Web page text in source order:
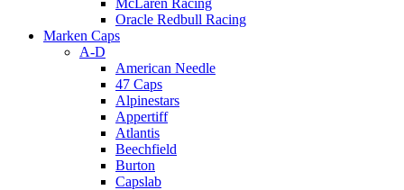
McLaren Racing
Oracle Redbull Racing
Marken Caps
A-D
American Needle
47 Caps
Alpinestars
Appertiff
Atlantis
Beechfield
Burton
Capslab